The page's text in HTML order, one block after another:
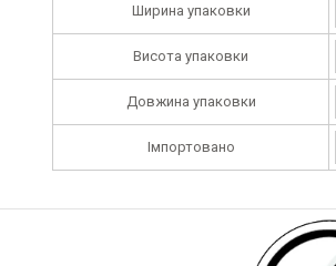
Ширина упаковки
Висота упаковки
Довжина упаковки
Імпортовано